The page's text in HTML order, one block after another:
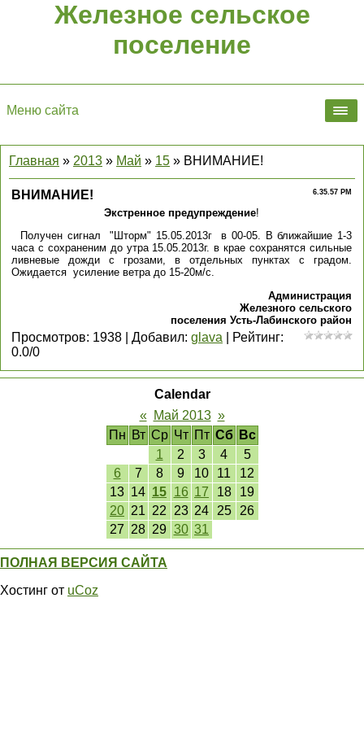
Железное сельское
поселение
Меню сайта
Главная » 2013 » Май » 15 » ВНИМАНИЕ!
6.35.57 PM
ВНИМАНИЕ!
Экстренное предупреждение!
Получен сигнал "Шторм" 15.05.2013г в 00-05. В ближайшие 1-3
часа с сохраненим до утра 15.05.2013г. в крае сохранятся сильные
ливневые дожди с грозами, в отдельных пунктах с градом.
Ожидается усиление ветра до 15-20м/с.
Администрация
Железного сельского
поселения Усть-Лабинского район
Просмотров: 1938 Добавил: glava Рейтинг:
0.0/0
Calendar
«
Май 2013 »
Пн Вт Ср Чт Пт Сб
Вс
1
2 3 4
5
6
7 8 9 10 11
12
13 14 15 16 17 18
19
20 21 22 23 24 25
26
27 28 29 30 31
ПОЛНАЯ ВЕРСИЯ САЙТА
Хостинг от uCoz